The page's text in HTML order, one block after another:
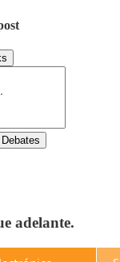
Debates
adelante.